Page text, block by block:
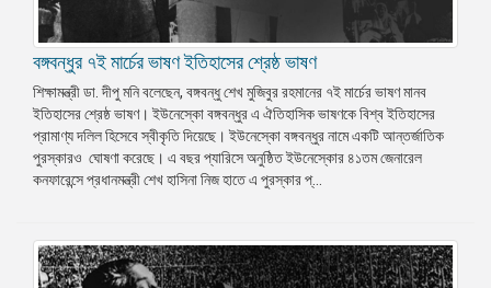
বঙ্গবন্ধুর ৭ই মার্চের ভাষণ ইতিহাসের শ্রেষ্ঠ ভাষণ
শিক্ষামন্ত্রী ডা. দীপু মনি বলেছেন, বঙ্গবন্ধু শেখ মুজিবুর রহমানের ৭ই মার্চের ভাষণ মানব
ইতিহাসের শ্রেষ্ঠ ভাষণ। ইউনেস্কো বঙ্গবন্ধুর এ ঐতিহাসিক ভাষণকে বিশ্ব ইতিহাসের
প্রামাণ্য দলিল হিসেবে স্বীকৃতি দিয়েছে। ইউনেস্কো বঙ্গবন্ধুর নামে একটি আন্তর্জাতিক
পুরস্কারও ঘোষণা করেছে। এ বছর প্যারিসে অনুষ্ঠিত ইউনেস্কোর ৪১তম জেনারেল
কনফারেন্সে প্রধানমন্ত্রী শেখ হাসিনা নিজ হাতে এ পুরস্কার প্...